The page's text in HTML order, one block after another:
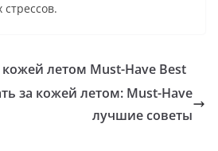
летом Must-Have Best
за кожей летом: Must-Have
лучшие советы